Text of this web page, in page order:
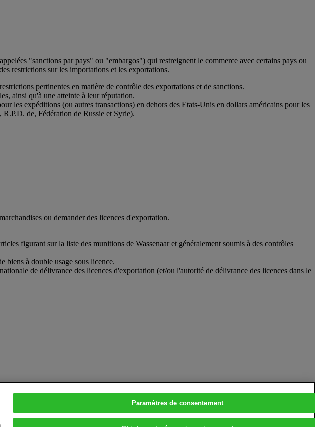
"sanctions par pays" ou "embargos") qui restreignent le commerce avec certains pays ou
restrictions sur les importations et les exportations.
pertinentes en matière de contrôle des exportations et de sanctions.
ainsi qu'à une atteinte à leur réputation.
les expéditions (ou autres transactions) en dehors des Etats-Unis en dollars américains pour les
de, Fédération de Russie et Syrie).
ou demander des licences d'exportation.
figurant sur la liste des munitions de Wassenaar et généralement soumis à des contrôles
biens à double usage sous licence.
de délivrance des licences d'exportation (et/ou l'autorité de délivrance des licences dans le
Paramètres de consentement